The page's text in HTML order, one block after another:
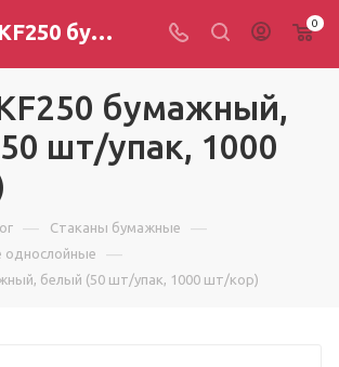
Стакан KF250 бумажный, белый (50 шт/упак, 1000 шт/кор) 0
бумажный,
шт/упак, 1000
— Стаканы бумажные —
однослойные —
белый (50 шт/упак, 1000 шт/кор)